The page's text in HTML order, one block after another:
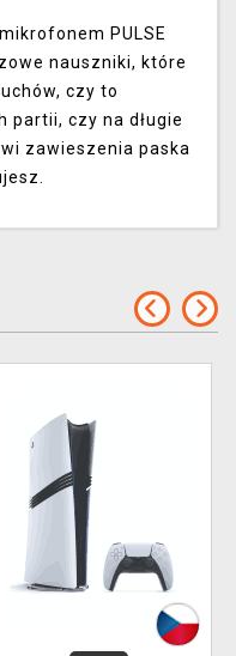
PULSE
nauszniki, które
czy to
partii, czy na długie
zawieszenia paska